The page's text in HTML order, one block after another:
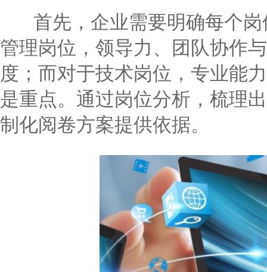
首先，企业需要明确每个岗
管理岗位，领导力、团队协作
度；而对于技术岗位，专业能
是重点。通过岗位分析，梳理
制化阅卷方案提供依据。